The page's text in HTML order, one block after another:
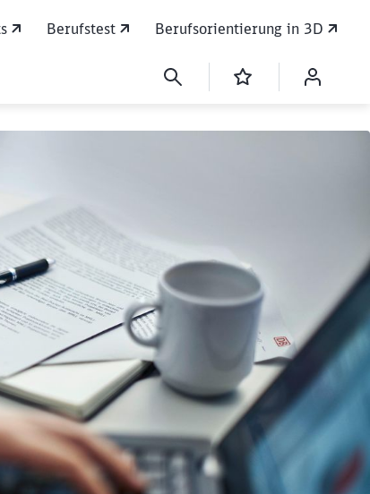
Berufstest Berufsorientierung in 3D